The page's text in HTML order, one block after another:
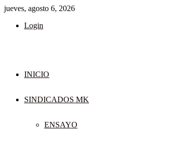
jueves, agosto 6, 2026
Login
INICIO
SINDICADOS MK
ENSAYO